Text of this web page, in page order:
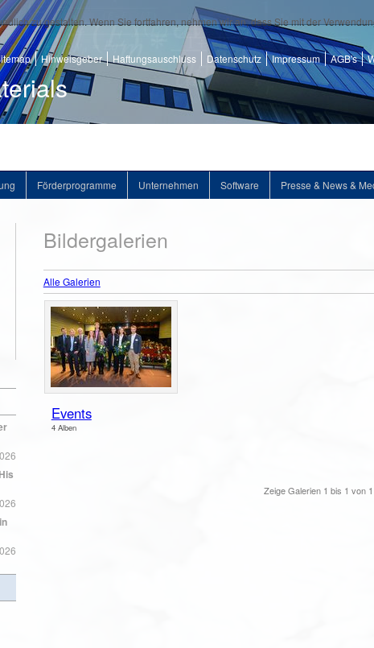
zu gestalten. Wenn Sie fortfahren, nehmen wir an, dass Sie mit der
Hinweisgeber Haftungsauschluss Datenschutz Impressum AGB's
Förderprogramme Unternehmen Software Presse & News &
Bildergalerien
Alle Galerien
Events
4 Alben
Zeige Galerien 1 bis 1 von 1